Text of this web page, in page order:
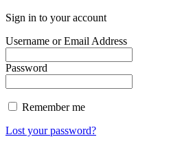
Sign in to your account
Username or Email Address
Password
Remember me
Lost your password?